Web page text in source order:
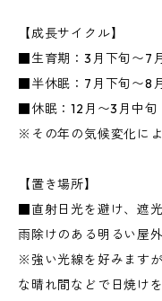
【成長サイクル】
■生育期：3月下旬〜7
■半休眠：7月下旬〜8月
■休眠：12月〜3月中旬
※その年の気候変化によ
【置き場所】
■直射日光を避け、遮
雨除けのある明るい屋
※強い光線を好みます
な晴れ間などで日焼け